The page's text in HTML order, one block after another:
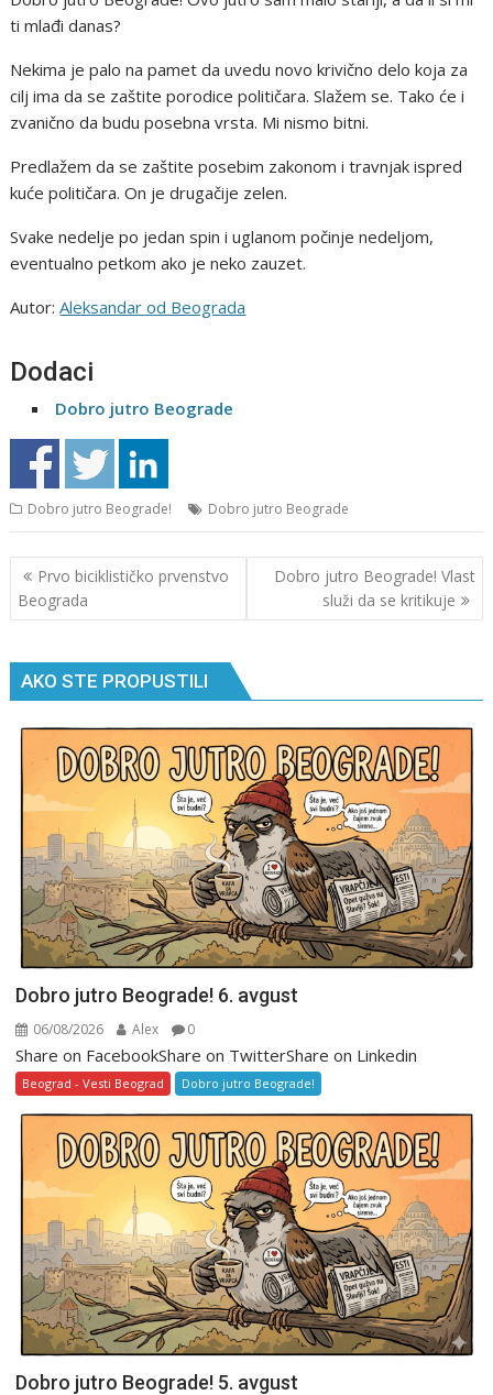
ti mlađi danas?
Nekima je palo na pamet da uvedu novo krivično delo koja za
cilj ima da se zaštite porodice političara. Slažem se. Tako će i
zvanično da budu posebna vrsta. Mi nismo bitni.
Predlažem da se zaštite posebim zakonom i travnjak ispred
kuće političara. On je drugačije zelen.
Svake nedelje po jedan spin i uglanom počinje nedeljom,
eventualno petkom ako je neko zauzet.
Autor:Aleksandar od Beograda
Dodaci
Dobro jutro Beograde
Dobro jutro Beograde! Dobro jutro Beograde
Кретање
чланка
Prvo biciklističko prvenstvo
Beograda
Dobro jutro Beograde! Vlast
služi da se kritikuje
AKO STE PROPUSTILI
Dobro jutro Beograde! 6. avgust
06/08/2026 Alex 0
Share on FacebookShare on TwitterShare on Linkedin
Beograd - Vesti Beograd Dobro jutro Beograde!
Dobro jutro Beograde! 5. avgust